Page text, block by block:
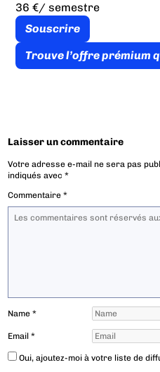
36 €/ semestre
Souscrire
Trouve l’offre prémium
Laisser un commentaire
Votre adresse e-mail ne sera pas
indiqués avec*
Commentaire*
Name*
Email*
Oui, ajoutez-moi à votre liste de